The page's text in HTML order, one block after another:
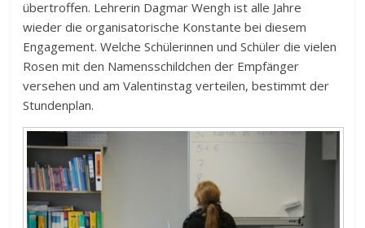
übertroffen. Lehrerin Dagmar Wengh ist alle Jahre
wieder die organisatorische Konstante bei diesem
Engagement. Welche Schülerinnen und Schüler die vielen
Rosen mit den Namensschildchen der Empfänger
versehen und am Valentinstag verteilen, bestimmt der
Stundenplan.